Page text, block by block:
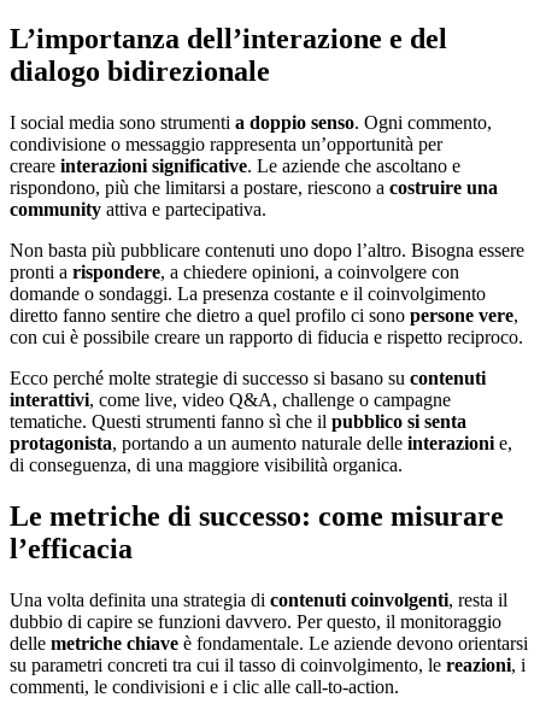
L’importanza dell’interazione e del
dialogo bidirezionale
I social media sono strumenti a doppio senso. Ogni commento,
condivisione o messaggio rappresenta un’opportunità per
creare interazioni significative. Le aziende che ascoltano e
rispondono, più che limitarsi a postare, riescono a costruire una
community attiva e partecipativa.
Non basta più pubblicare contenuti uno dopo l’altro. Bisogna essere
pronti a rispondere, a chiedere opinioni, a coinvolgere con
domande o sondaggi. La presenza costante e il coinvolgimento
diretto fanno sentire che dietro a quel profilo ci sono persone vere,
con cui è possibile creare un rapporto di fiducia e rispetto reciproco.
Ecco perché molte strategie di successo si basano su contenuti
interattivi, come live, video Q&A, challenge o campagne
tematiche. Questi strumenti fanno sì che il pubblico si senta
protagonista, portando a un aumento naturale delle interazioni e,
di conseguenza, di una maggiore visibilità organica.
Le metriche di successo: come misurare
l’efficacia
Una volta definita una strategia di contenuti coinvolgenti, resta il
dubbio di capire se funzioni davvero. Per questo, il monitoraggio
delle metriche chiave è fondamentale. Le aziende devono orientarsi
su parametri concreti tra cui il tasso di coinvolgimento, le reazioni, i
commenti, le condivisioni e i clic alle call-to-action.